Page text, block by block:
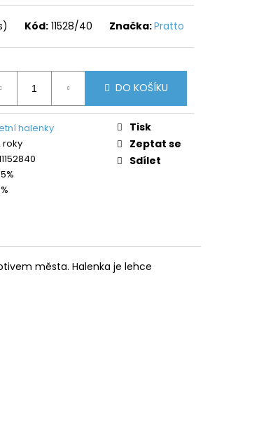
Kód: 11528/40 Značka:Pratto
DO KOŠÍKU
halenky
roky
Tisk
Zeptat se
Sdílet
města. Halenka je lehce